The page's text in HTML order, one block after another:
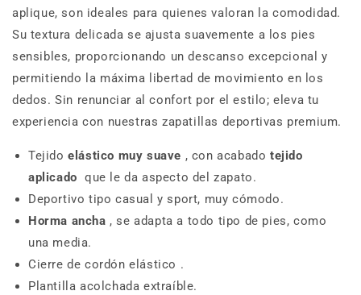
aplique, son ideales para quienes valoran la comodidad.
Su textura delicada se ajusta suavemente a los pies
sensibles, proporcionando un descanso excepcional y
permitiendo la máxima libertad de movimiento en los
dedos. Sin renunciar al confort por el estilo; eleva tu
experiencia con nuestras zapatillas deportivas premium.
Tejidoelástico muy suave , con acabadotejido
aplicado que le da aspecto del zapato.
Deportivo tipo casual y sport, muy cómodo.
Horma ancha , se adapta a todo tipo de pies, como
una media.
Cierre de cordón elástico .
Plantilla acolchada extraíble.